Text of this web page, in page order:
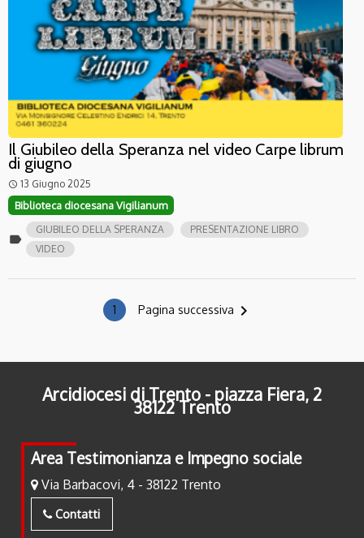
Il Giubileo della Speranza nel video Carpe librum
di giugno
access_time 13 Giugno 2025
Biblioteca diocesana Vigilianum
label
GIUBILEO DELLA SPERANZA
PRESENTAZIONE LIBRO
VIDEO
1 Pagina successiva navigate_next
Arcidiocesi di Trento - piazza Fiera, 2
38122 Trento
Area Testimonianza e Impegno sociale
Via Barbacovi, 4 - 38122 Trento
Contatti